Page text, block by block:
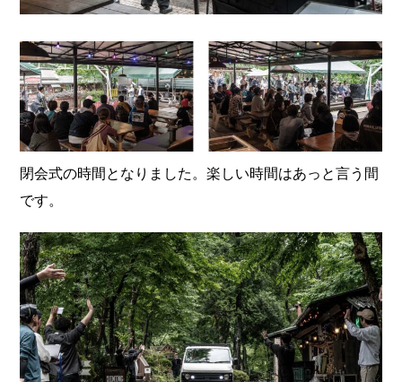
閉会式の時間となりました。楽しい時間はあっと言う間
です。